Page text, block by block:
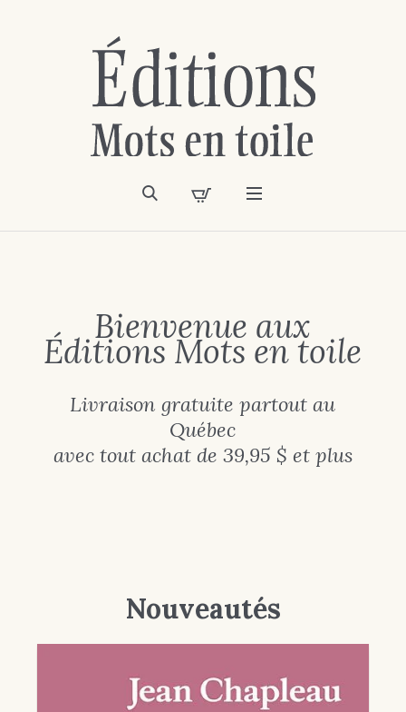
Bienvenue aux
Éditions Mots en toile
Livraison gratuite partout au
Québec
avec tout achat de 39,95 $ et plus
Nouveautés